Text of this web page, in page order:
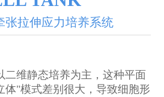
张拉伸应力培养系统
二维静态培养为主，这种平面
体"模式差别很大，导致细胞形